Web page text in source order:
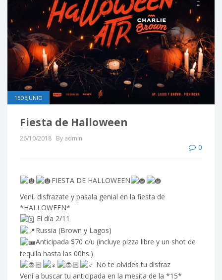
15DEJUNIO
Fiesta de Halloween
26/10/2018 By admin
0
FIESTA DE HALLOWEEN
Vení, disfrazate y pasala genial en la fiesta de
*HALLOWEEN*
El día 2/11
Russia (Brown y Lagos)
Anticipada $70 c/u (incluye pizza libre y un shot de
tequila hasta las 00hs.)
No te olvides tu disfraz
Vení a buscar tu anticipada en la mesita de la *15*